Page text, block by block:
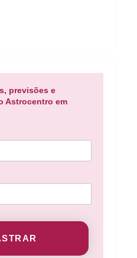
previsões e
Astrocentro em